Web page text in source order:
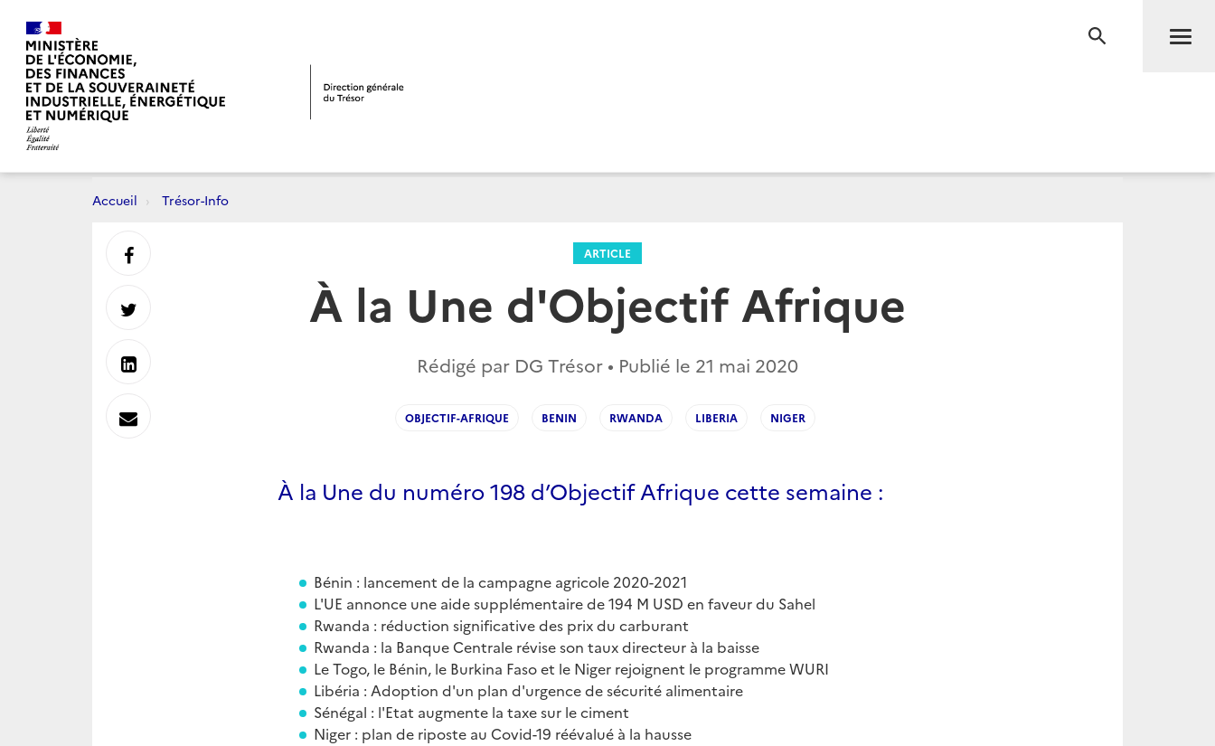
RECHERCHE
Accueil Trésor-Info
ARTICLE
À la Une d'Objectif Afrique
Rédigé par DG Trésor • Publié le 21 mai 2020
OBJECTIF-AFRIQUE BENIN RWANDA LIBERIA NIGER
À la Une du numéro 198 d’Objectif Afrique cette semaine :
Bénin : lancement de la campagne agricole 2020-2021
L'UE annonce une aide supplémentaire de 194 M USD en faveur du Sahel
Rwanda : réduction significative des prix du carburant
Rwanda : la Banque Centrale révise son taux directeur à la baisse
Le Togo, le Bénin, le Burkina Faso et le Niger rejoignent le programme WURI
Libéria : Adoption d'un plan d'urgence de sécurité alimentaire
Sénégal : l'Etat augmente la taxe sur le ciment
Niger : plan de riposte au Covid-19 réévalué à la hausse
Partager
sur
Partager
sur
Partager
sur
Envoyer